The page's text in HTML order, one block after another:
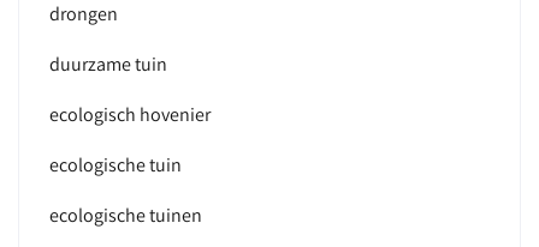
drongen
duurzame tuin
ecologisch hovenier
ecologische tuin
ecologische tuinen